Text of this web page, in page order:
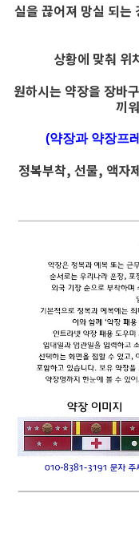
실을 끊어져 망실 되는
상황에 맞춰 위
원하시는 약장을 장바
끼
(약장과 약장프
정복부착, 선물, 액자